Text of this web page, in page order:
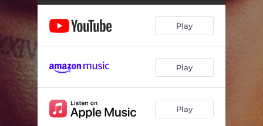
Ela É Gostosa --
Placo Até o Pescoço (feat. MC LUUKY)
O Que Será Que Tem Essa Mulher? (feat. Vulgo FK) --
Caramujo (feat. MC Ryan SP)
Play
Play
Play